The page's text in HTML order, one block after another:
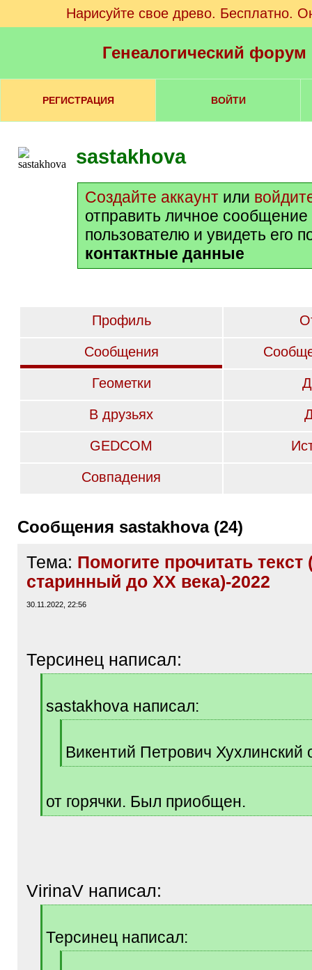
Нарисуйте свое древо. Бесплатно.
Генеалогический
РЕГИСТРАЦИЯ ВОЙТИ
sastakhova
Создайте аккаунт или
отправить личное сообщение
пользователю и увидеть его
контактные данные
Профиль
Сообщения
Геометки
В друзьях
GEDCOM
Совпадения
Сообщения sastakhova (24)
Тема: Помогите прочитать текст
старинный до ХХ века)-2022
30.11.2022, 22:56
Терсинец написал:
]sastakhova написал:
Викентий Петрович Хухлинский
[
]
от горячки. Был приобщен.
[
VirinaV написал:
Терсинец написал: